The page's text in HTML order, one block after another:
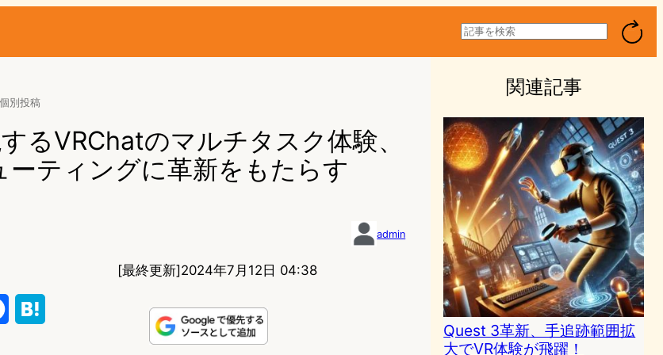
検
索
個別投稿
るVRChatのマルチタスク体験、
ーティングに革新をもたらす
admin
[最終更新]2024年7月12日 04:38
関連記事
Quest 3革新、手追跡範囲拡
大でVR体験が飛躍！